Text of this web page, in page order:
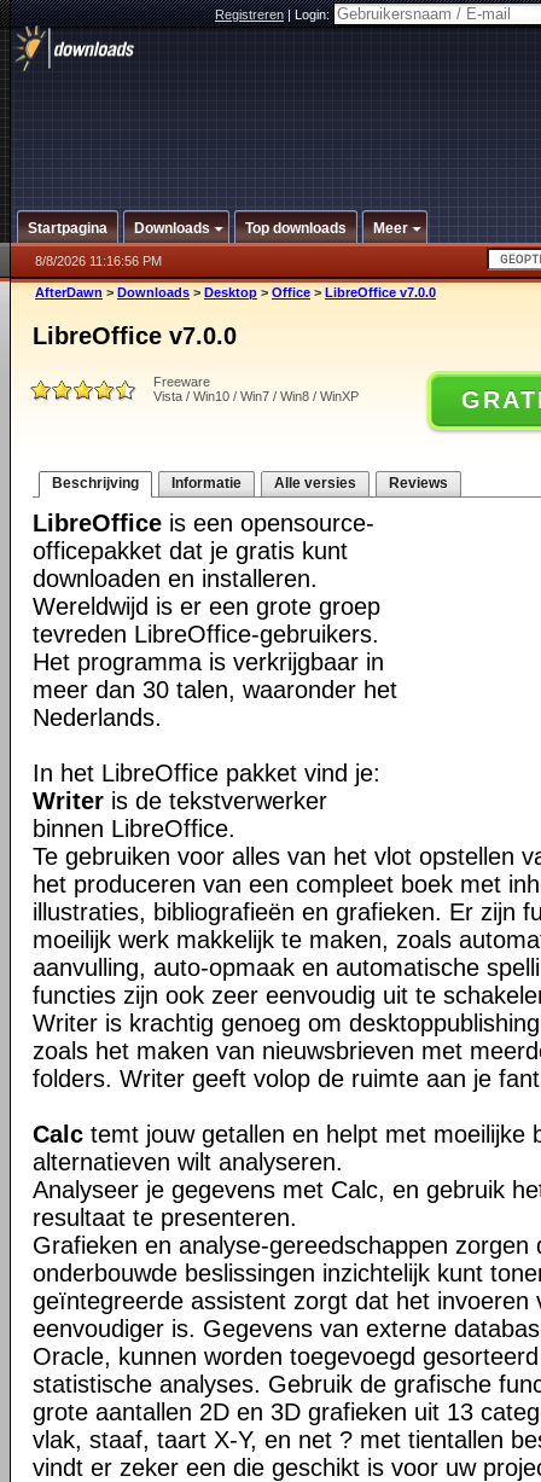
Registreren|Login:
Startpagina Downloads Top downloads Meer
8/8/2026 11:16:56 PM
AfterDawn > Downloads > Desktop > Office > LibreOffice v7.0.0
LibreOffice v7.0.0
Freeware
Vista / Win10 / Win7 / Win8 / WinXP
Beschrijving Informatie Alle versies Reviews
LibreOffice is een opensource-
officepakket dat je gratis kunt
downloaden en installeren.
Wereldwijd is er een grote groep
tevreden LibreOffice-gebruikers.
Het programma is verkrijgbaar in
meer dan 30 talen, waaronder het
Nederlands.
In het LibreOffice pakket vind je:
Writer is de tekstverwerker
binnen LibreOffice.
Te gebruiken voor alles van het vlot opstellen
het produceren van een compleet boek met
illustraties, bibliografieën en grafieken. Er zijn
moeilijk werk makkelijk te maken, zoals
aanvulling, auto-opmaak en automatische
functies zijn ook zeer eenvoudig uit te
Writer is krachtig genoeg om
zoals het maken van nieuwsbrieven met
folders. Writer geeft volop de ruimte aan je
Calc temt jouw getallen en helpt met moeilijke
alternatieven wilt analyseren.
Analyseer je gegevens met Calc, en gebruik
resultaat te presenteren.
Grafieken en analyse-gereedschappen zorgen
onderbouwde beslissingen inzichtelijk kunt
geïntegreerde assistent zorgt dat het invoeren
eenvoudiger is. Gegevens van externe
Oracle, kunnen worden toegevoegd
statistische analyses. Gebruik de grafische
grote aantallen 2D en 3D grafieken uit 13
vlak, staaf, taart X-Y, en net ? met tientallen
vindt er zeker een die geschikt is voor uw